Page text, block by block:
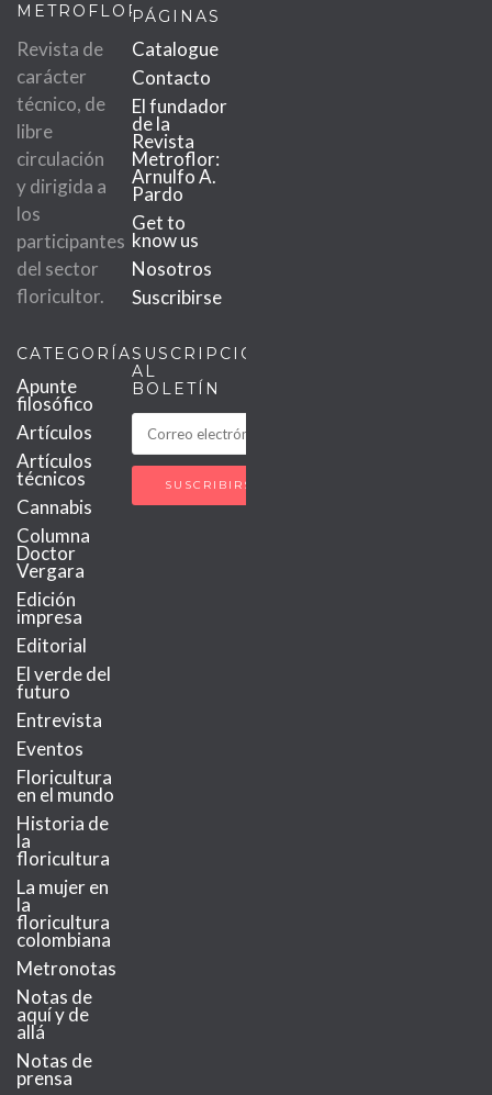
METROFLOR
Revista de
carácter
técnico, de
libre
circulación
y dirigida a
los
participantes
del sector
floricultor.
PÁGINAS
Catalogue
Contacto
El fundador
de la
Revista
Metroflor:
Arnulfo A.
Pardo
Get to
know us
Nosotros
Suscribirse
CATEGORÍAS
Apunte
filosófico
Artículos
Artículos
técnicos
Cannabis
Columna
Doctor
Vergara
Edición
impresa
Editorial
El verde del
futuro
Entrevista
Eventos
Floricultura
en el mundo
Historia de
la
floricultura
La mujer en
la
floricultura
colombiana
Metronotas
Notas de
aquí y de
allá
Notas de
prensa
SUSCRIPCIÓN
AL
BOLETÍN